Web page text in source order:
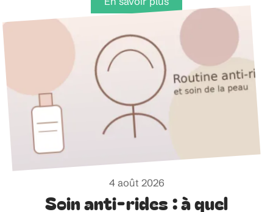
4 août 2026
Soin anti-rides : à quel